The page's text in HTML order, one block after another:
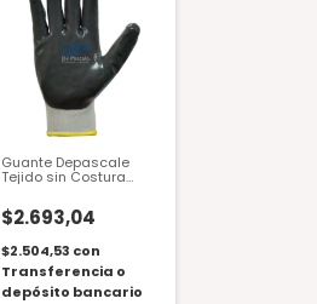
Guante Depascale
Tejido sin Costura
DPS88113 Nº 8
$2.693,04
$2.504,53 con
Transferencia o
depósito bancario